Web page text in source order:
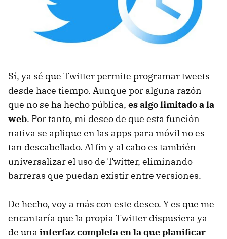
Sí, ya sé que Twitter permite programar tweets
desde hace tiempo. Aunque por alguna razón
que no se ha hecho pública, es algo limitado a la
web. Por tanto, mi deseo de que esta función
nativa se aplique en las apps para móvil no es
tan descabellado. Al fin y al cabo es también
universalizar el uso de Twitter, eliminando
barreras que puedan existir entre versiones.
De hecho, voy a más con este deseo. Y es que me
encantaría que la propia Twitter dispusiera ya
de una interfaz completa en la que planificar